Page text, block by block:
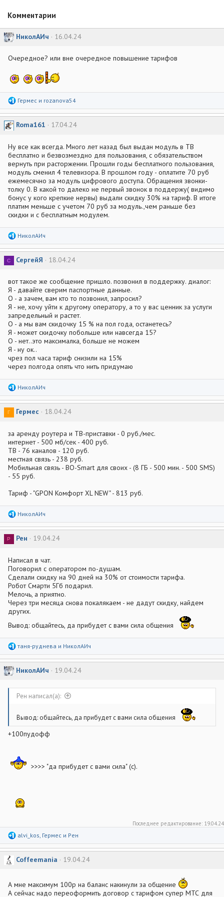
Комментарии
НиколАИч 16.04.24
Очередное? или вне очередное повышение тарифов
Р
а
к
ц
:
Гермес и rozanova54
Roma161 17.04.24
Ну все как всегда. Много лет назад был выдан модуль в ТВ
бесплатно и безвозмездно для пользования, с обязательством
вернуть при расторжении. Прошли годы бесплатного пользования,
модуль сменил 4 телевизора. В прошлом году - оплатите 70 руб
ежемесячно за модуль цифрового доступа. Обращения звонки-
толку 0. В какой то далеко не первый звонок в поддержу( видимо
бонус у кого крепкие нервы) выдали скидку 30% на тариф. В итоге
платим меньше с учетом 70 руб за модуль.,чем раньше без
скидки и с бесплатным модулем.
Р
а
ц
НиколАИч
С СергейЯ 18.04.24
вот такое же сообщение пришло. позвонил в поддержку. диалог:
Я - давайте сверим паспортные данные.
О - а зачем, вам кто то позвонил, запросил?
Я - не, хочу уйти к другому оператору, а то у вас ценник за услуги
запредельный и растет.
О - а мы вам скидочку 15 % на пол года, останетесь?
Я - может скидочку побольше или навсегда 15?
О - нет..это максималка, больше не можем
Я - ну ок..
чрез пол часа тариф снизили на 15%
через полгода опять что нить придумаю
Р
а
к
ц
:
НиколАИч
Г Гермес 18.04.24
за аренду роутера и ТВ-приставки - 0 руб./мес.
интернет - 500 мб/сек - 400 руб.
ТВ - 76 каналов - 120 руб.
местная связь - 238 руб.
Мобильная связь - ВО-Smart для своих - (8 ГБ - 500 мин. - 500 SMS)
- 55 руб.
Тариф - "GPON Комфорт XL NEW" - 813 руб.
Р
а
к
ц
:
НиколАИч
Р Рен 19.04.24
Написал в чат.
Поговорил с оператором по-душам.
Сделали скидку на 90 дней на 30% от стоимости тарифа.
Робот Смарти 5Гб подарил.
Мелочь, а приятно.
Через три месяца снова покалякаем - не дадут скидку, найдем
других.
Вывод: общайтесь, да прибудет с вами сила общения
Р
а
ц
и
:
таня-руднева и НиколАИч
НиколАИч 19.04.24
Рен написал(а):
Вывод: общайтесь, да прибудет с вами сила общения
+100пудофф
>>>> "да прибудет с вами сила" (с).
Последнее редактирование: 19.04.24
Р
а
ц
:
alvi_kos Гермес и Рен
Coffeemania 19.04.24
А мне максимум 100р на баланс накинули за общение
А сейчас надо переоформить договор с тарифом супер МТС для